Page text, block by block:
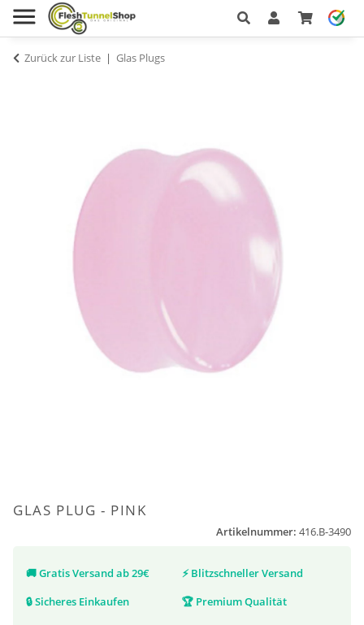
Zurück zur Liste Glas Plugs
GLAS PLUG - PINK
Artikelnummer: 416.B-3490
🚚Gratis Versand ab 29€ ⚡ Blitzschneller Versand
🔒Sicheres Einkaufen 🏆 Premium Qualität